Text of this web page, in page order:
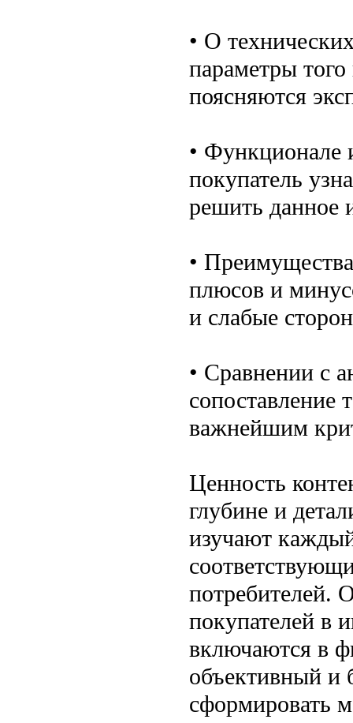
• О
параметры
поясняются
• Функционале
покупатель
решить данное
•
плюсов и
и слабые
• Сравнении с
сопоставление
важнейшим
Ценность
глубине и
изучают
потребителей.
покупателей в
включаются в
объективный и
сформировать